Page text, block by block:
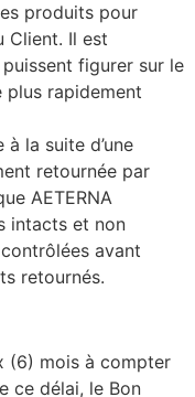
produits pour
Client. Il est
figurer sur le
plus rapidement
la suite d’une
retournée par
AETERNA
intacts et non
avant
retournés.
(6) mois à compter
ce délai, le Bon